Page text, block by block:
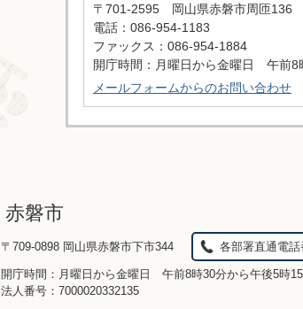
〒701-2595 岡山県赤磐市周匝136
電話：086-954-1183
ファックス：086-954-1884
開庁時間：月曜日から金曜日 午前
メールフォームからのお問い合わせ
赤磐市
〒709-0898 岡山県赤磐市下市344 各部署直通電話
開庁時間：月曜日から金曜日 午前8時30分から午後5時
法人番号：7000020332135